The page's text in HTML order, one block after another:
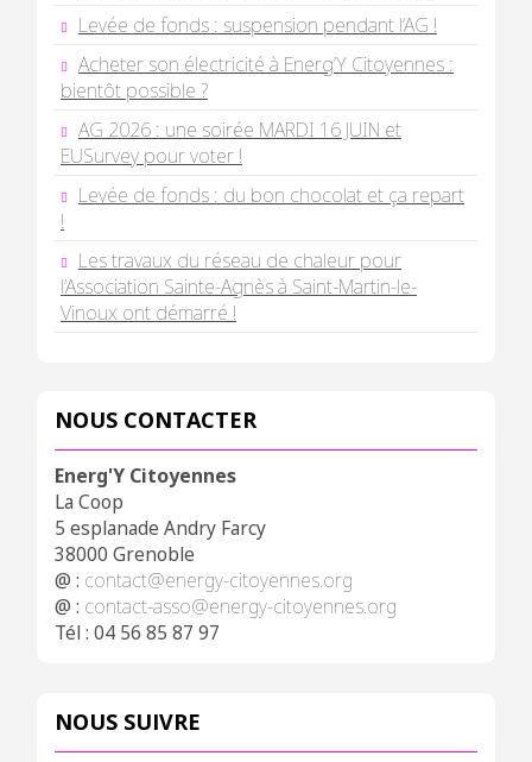
Levée de fonds : suspension pendant l’AG !
Acheter son électricité à Energ’Y Citoyennes :
bientôt possible ?
AG 2026 : une soirée MARDI 16 JUIN et
EUSurvey pour voter !
Levée de fonds : du bon chocolat et ça repart
!
Les travaux du réseau de chaleur pour
l’Association Sainte-Agnès à Saint-Martin-le-
Vinoux ont démarré !
NOUS CONTACTER
Energ'Y Citoyennes
La Coop
5 esplanade Andry Farcy
38000 Grenoble
@ : contact@energy-citoyennes.org
@ : contact-asso@energy-citoyennes.org
Tél : 04 56 85 87 97
NOUS SUIVRE